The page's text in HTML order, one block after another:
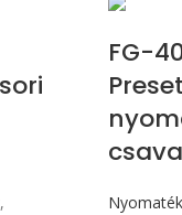
,
FG-